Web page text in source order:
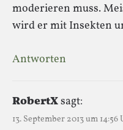
moderieren muss.
wird er mit Insekten
Antworten
RobertXsagt:
13. September 2013 um 14:56